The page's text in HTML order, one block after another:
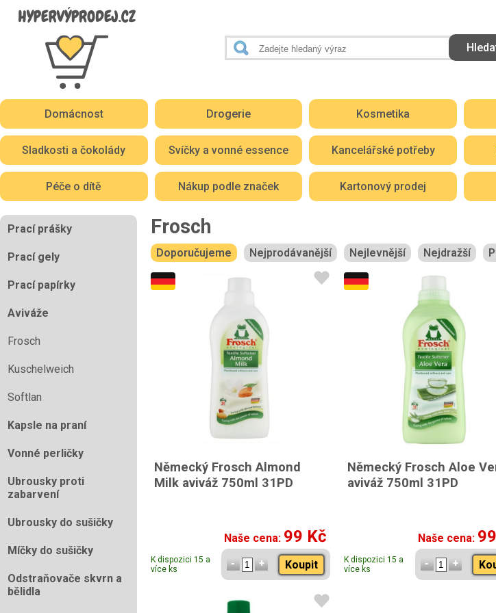
Domácnost Drogerie Kosmetika
Sladkosti a čokolády Svíčky a vonné essence Kancelářské potřeby
Péče o dítě Nákup podle značek Kartonový prodej
Prací prášky
Prací gely
Prací papírky
Aviváže
Frosch
Kuschelweich
Softlan
Kapsle na praní
Vonné perličky
Ubrousky proti
zabarvení
Ubrousky do sušičky
Míčky do sušičky
Odstraňovače skvrn a
bělidla
Frosch
Doporučujeme Nejprodávanější Nejlevnější Nejdražší
Německý Frosch Almond
Milk aviváž 750ml 31PD
Naše cena: 99 Kč
K dispozici 15 a
více ks
Koupit
Německý Frosch Aloe
aviváž 750ml 31PD
Naše cena:
K dispozici 15 a
více ks